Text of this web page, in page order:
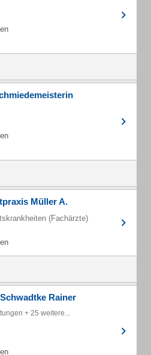
Müller A.
(Fachärzte)
Rainer
+ 25 weitere...